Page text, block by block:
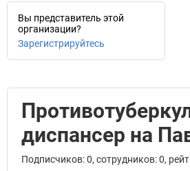
Вы представитель этой
организации?
Зарегистрируйтесь
диспансер на
Подписчиков: 0, сотрудников: 0,